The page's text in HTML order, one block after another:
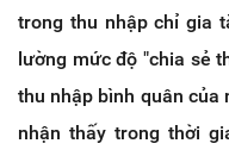
trong thu nhập chỉ gia
lường mức độ "chia sẻ
thu nhập bình quân của
nhận thấy trong thời